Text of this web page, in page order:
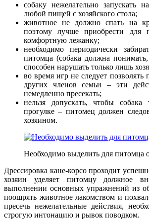
собаку нежелательно запускать
любой пищей с хозяйского стола;
животное не должно спать на
поэтому лучше приобрести для
комфортную лежанку;
необходимо периодически
питомца (собака должна
способен нарушать только лишь
во время игр не следует позволять
других членов семьи – эти
немедленно пресекать;
нельзя допускать, чтобы собака
прогулке – питомец должен
хозяином.
Необходимо выделить для питомца
Дрессировка кане-корсо проходит
хозяин уделяет питомцу должное
выполнении основных упражнений из
поощрять животное лакомством и
пресечь нежелательные действия,
строгую интонацию и рывок поводком.